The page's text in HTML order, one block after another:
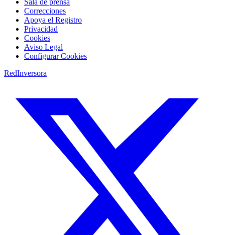
Correcciones
Apoya el Registro
Privacidad
Cookies
Aviso Legal
Configurar Cookies
RedInversora